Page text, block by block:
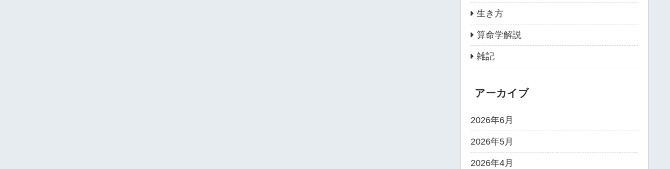
生き方
算命学解説
雑記
アーカイブ
2026年6月
2026年5月
2026年4月